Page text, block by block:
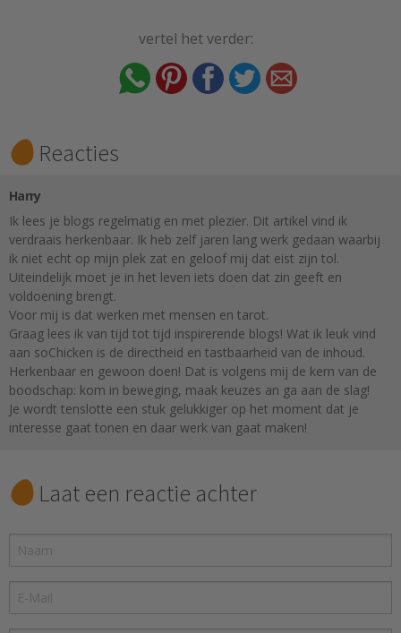
vertel het verder:
Reacties
Harry
Ik lees je blogs regelmatig en met plezier. Dit artikel vind ik
verdraais herkenbaar. Ik heb zelf jaren lang werk gedaan waarbij
ik niet echt op mijn plek zat en geloof mij dat eist zijn tol.
Uiteindelijk moet je in het leven iets doen dat zin geeft en
voldoening brengt.
Voor mij is dat werken met mensen en tarot.
Graag lees ik van tijd tot tijd inspirerende blogs! Wat ik leuk vind
aan soChicken is de directheid en tastbaarheid van de inhoud.
Herkenbaar en gewoon doen! Dat is volgens mij de kern van de
boodschap: kom in beweging, maak keuzes an ga aan de slag!
Je wordt tenslotte een stuk gelukkiger op het moment dat je
interesse gaat tonen en daar werk van gaat maken!
Laat een reactie achter